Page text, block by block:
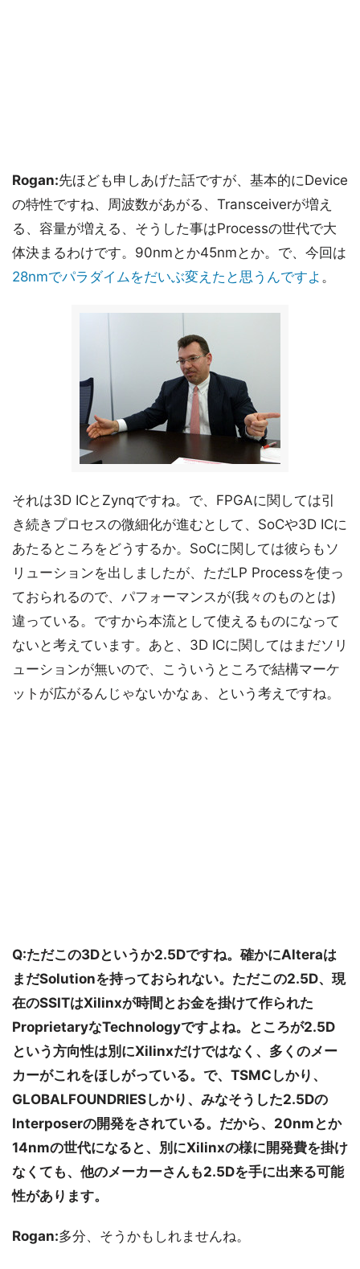
Rogan:先ほども申しあげた話ですが、基本的にDevice
の特性ですね、周波数があがる、Transceiverが増え
る、容量が増える、そうした事はProcessの世代で大
体決まるわけです。90nmとか45nmとか。で、今回は
28nmでパラダイムをだいぶ変えたと思うんですよ 。
それは3D ICとZynqですね。で、FPGAに関しては引
き続きプロセスの微細化が進むとして、SoCや3D ICに
あたるところをどうするか。SoCに関しては彼らもソ
リューションを出しましたが、ただLP Processを使っ
ておられるので、パフォーマンスが(我々のものとは)
違っている。ですから本流として使えるものになって
ないと考えています。あと、3D ICに関してはまだソリ
ューションが無いので、こういうところで結構マーケ
ットが広がるんじゃないかなぁ、という考えですね。
Q:ただこの3Dというか2.5Dですね。確かにAlteraは
まだSolutionを持っておられない。ただこの2.5D、現
在のSSITはXilinxが時間とお金を掛けて作られた
ProprietaryなTechnologyですよね。ところが2.5D
という方向性は別にXilinxだけではなく、多くのメー
カーがこれをほしがっている。で、TSMCしかり、
GLOBALFOUNDRIESしかり、みなそうした2.5Dの
Interposerの開発をされている。だから、20nmとか
14nmの世代になると、別にXilinxの様に開発費を掛け
なくても、他のメーカーさんも2.5Dを手に出来る可能
性があります。
Rogan:多分、そうかもしれませんね。